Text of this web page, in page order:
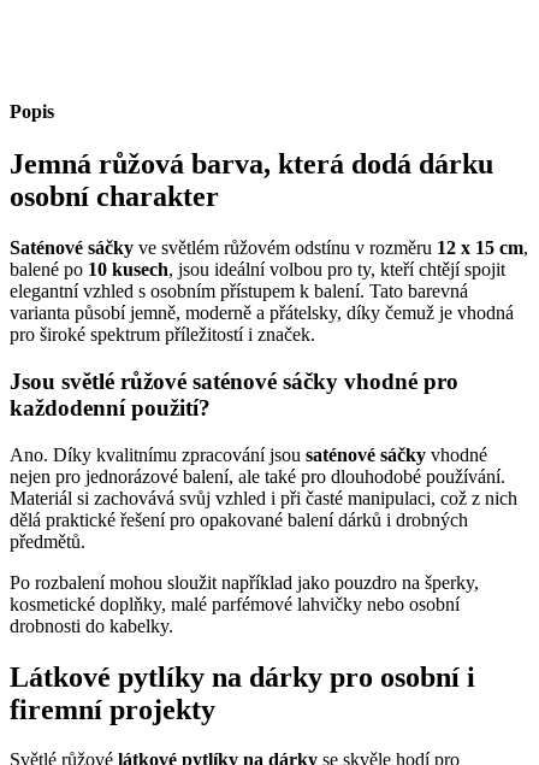
Popis
Jemná růžová barva, která dodá dárku
osobní charakter
Saténové sáčky ve světlém růžovém odstínu v rozměru 12 x 15 cm,
balené po 10 kusech, jsou ideální volbou pro ty, kteří chtějí spojit
elegantní vzhled s osobním přístupem k balení. Tato barevná
varianta působí jemně, moderně a přátelsky, díky čemuž je vhodná
pro široké spektrum příležitostí i značek.
Jsou světlé růžové saténové sáčky vhodné pro
každodenní použití?
Ano. Díky kvalitnímu zpracování jsou saténové sáčky vhodné
nejen pro jednorázové balení, ale také pro dlouhodobé používání.
Materiál si zachovává svůj vzhled i při časté manipulaci, což z nich
dělá praktické řešení pro opakované balení dárků i drobných
předmětů.
Po rozbalení mohou sloužit například jako pouzdro na šperky,
kosmetické doplňky, malé parfémové lahvičky nebo osobní
drobnosti do kabelky.
Látkové pytlíky na dárky pro osobní i
firemní projekty
Světlé růžové látkové pytlíky na dárky se skvěle hodí pro